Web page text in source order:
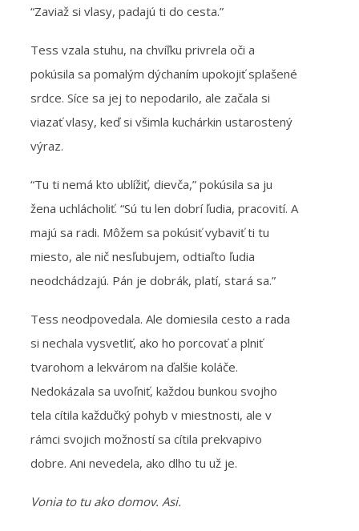
“Zaviaž si vlasy, padajú ti do cesta.”
Tess vzala stuhu, na chvíľku privrela oči a
pokúsila sa pomalým dýchaním upokojiť splašené
srdce. Síce sa jej to nepodarilo, ale začala si
viazať vlasy, keď si všimla kuchárkin ustarostený
výraz.
“Tu ti nemá kto ublížiť, dievča,” pokúsila sa ju
žena uchlácholiť. “Sú tu len dobrí ľudia, pracovití. A
majú sa radi. Môžem sa pokúsiť vybaviť ti tu
miesto, ale nič nesľubujem, odtiaľto ľudia
neodchádzajú. Pán je dobrák, platí, stará sa.”
Tess neodpovedala. Ale domiesila cesto a rada
si nechala vysvetliť, ako ho porcovať a plniť
tvarohom a lekvárom na ďalšie koláče.
Nedokázala sa uvoľniť, každou bunkou svojho
tela cítila každučký pohyb v miestnosti, ale v
rámci svojich možností sa cítila prekvapivo
dobre. Ani nevedela, ako dlho tu už je.
Vonia to tu ako domov. Asi.